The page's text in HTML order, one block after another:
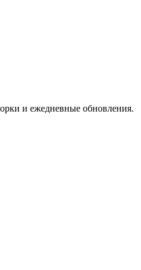
и ежедневные обновления.